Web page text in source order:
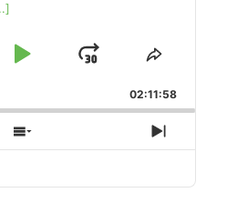
Play
Jump
Forward
Share
Episode
02:11:58
Show
Episodes
Next
Episode